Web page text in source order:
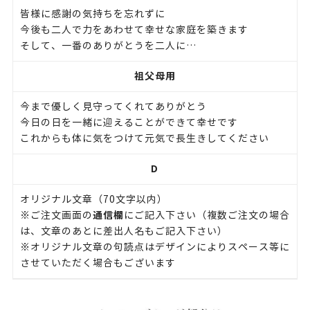
皆様に感謝の気持ちを忘れずに
今後も二人で力をあわせて幸せな家庭を築きます
そして、一番のありがとうを二人に…
祖父母用
今まで優しく見守ってくれてありがとう
今日の日を一緒に迎えることができて幸せです
これからも体に気をつけて元気で長生きしてください
D
オリジナル文章（70文字以内）
※ご注文画面の通信欄 にご記入下さい（複数ご注文の場合
は、文章のあとに差出人名もご記入下さい）
※オリジナル文章の句読点はデザインによりスペース等に
させていただく場合もございます